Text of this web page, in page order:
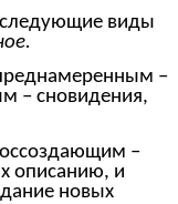
виды
–
– сновидения,
–
описанию, и
новых